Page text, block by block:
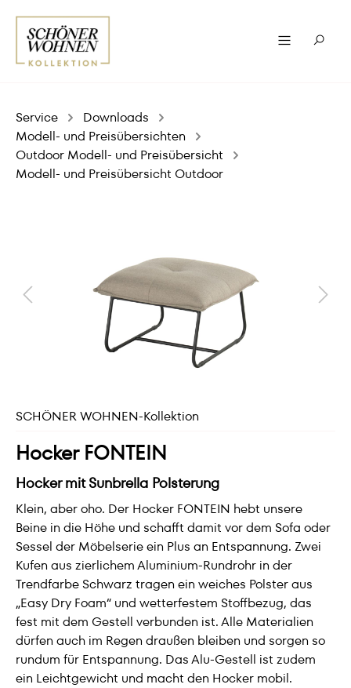
Service
Downloads
Modell- und Preisübersichten
Outdoor Modell- und Preisübersicht
Modell- und Preisübersicht Outdoor
SCHÖNER WOHNEN-Kollektion
Hocker FONTEIN
Hocker mit Sunbrella Polsterung
Klein, aber oho. Der Hocker FONTEIN hebt unsere
Beine in die Höhe und schafft damit vor dem Sofa oder
Sessel der Möbelserie ein Plus an Entspannung. Zwei
Kufen aus zierlichem Aluminium-Rundrohr in der
Trendfarbe Schwarz tragen ein weiches Polster aus
„Easy Dry Foam“ und wetterfestem Stoffbezug, das
fest mit dem Gestell verbunden ist. Alle Materialien
dürfen auch im Regen draußen bleiben und sorgen so
rundum für Entspannung. Das Alu-Gestell ist zudem
ein Leichtgewicht und macht den Hocker mobil.